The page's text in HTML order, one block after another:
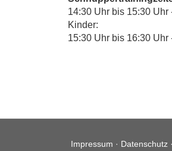
14:30 Uhr bis 15:30 Uhr
Kinder:
15:30 Uhr bis 16:30 Uhr
Impressum · Datenschutz·